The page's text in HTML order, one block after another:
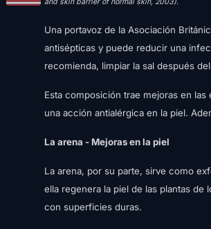
Una portavoz de la Asociación
antisépticas y puede reducir una
recomienda, limpiar la sal después
Esta composición trae mejoras en
una acción antialérgica en la piel.
La arena - Mejoras en la piel
La arena, por su parte, sirve como
ella regenera la piel de las plantas
con superficies duras.